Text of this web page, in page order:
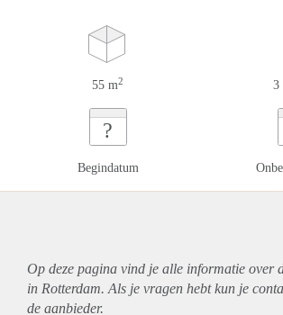
55 m2 3
?
Begindatum
Op deze pagina vind je alle informatie over
in Rotterdam. Als je vragen hebt kun je
de aanbieder.